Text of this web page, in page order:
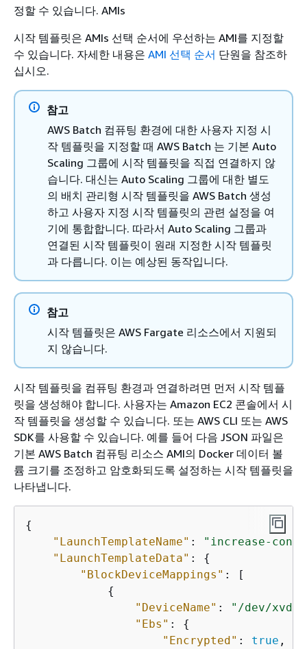
정할 수 있습니다. AMIs
시작 템플릿은 AMIs 선택 순서에 우선하는 AMI를 지정할
수 있습니다. 자세한 내용은 AMI 선택 순서 단원을 참조하
십시오.
참고
AWS Batch 컴퓨팅 환경에 대한 사용자 지정 시
작 템플릿을 지정할 때 AWS Batch 는 기본 Auto
Scaling 그룹에 시작 템플릿을 직접 연결하지 않
습니다. 대신는 Auto Scaling 그룹에 대한 별도
의 배치 관리형 시작 템플릿을 AWS Batch 생성
하고 사용자 지정 시작 템플릿의 관련 설정을 여
기에 통합합니다. 따라서 Auto Scaling 그룹과
연결된 시작 템플릿이 원래 지정한 시작 템플릿
과 다릅니다. 이는 예상된 동작입니다.
참고
시작 템플릿은 AWS Fargate 리소스에서 지원되
지 않습니다.
시작 템플릿을 컴퓨팅 환경과 연결하려면 먼저 시작 템플
릿을 생성해야 합니다. 사용자는 Amazon EC2 콘솔에서 시
작 템플릿을 생성할 수 있습니다. 또는 AWS CLI 또는 AWS
SDK를 사용할 수 있습니다. 예를 들어 다음 JSON 파일은
기본 AWS Batch 컴퓨팅 리소스 AMI의 Docker 데이터 볼
륨 크기를 조정하고 암호화되도록 설정하는 시작 템플릿을
나타냅니다.
{
"LaunchTemplateName" :
"increase-
"LaunchTemplateData" : {
"BlockDeviceMappings" : [
{
"DeviceName" : "/dev/xvda"
"Ebs" : {
"Encrypted" : true ,